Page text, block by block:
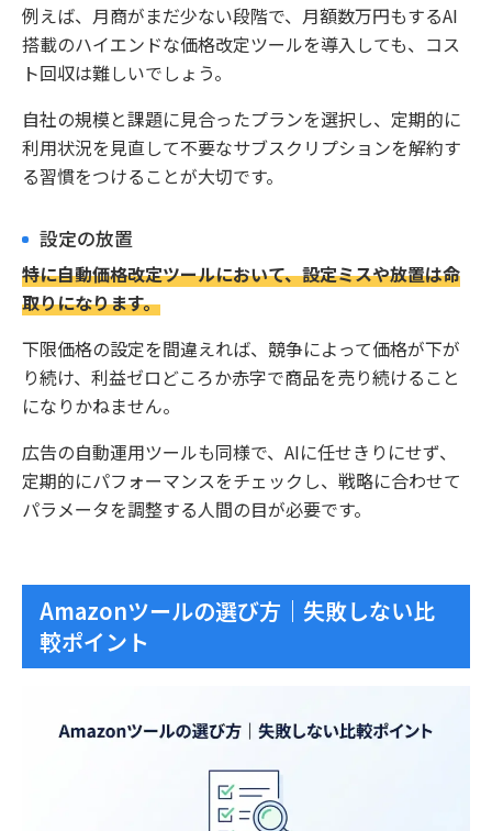
例えば、月商がまだ少ない段階で、月額数万円もするAI
搭載のハイエンドな価格改定ツールを導入しても、コス
ト回収は難しいでしょう。
自社の規模と課題に見合ったプランを選択し、定期的に
利用状況を見直して不要なサブスクリプションを解約す
る習慣をつけることが大切です。
設定の放置
特に自動価格改定ツールにおいて、設定ミスや放置は命
取りになります。
下限価格の設定を間違えれば、競争によって価格が下が
り続け、利益ゼロどころか赤字で商品を売り続けること
になりかねません。
広告の自動運用ツールも同様で、AIに任せきりにせず、
定期的にパフォーマンスをチェックし、戦略に合わせて
パラメータを調整する人間の目が必要です。
Amazonツールの選び方｜失敗しない比
較ポイント